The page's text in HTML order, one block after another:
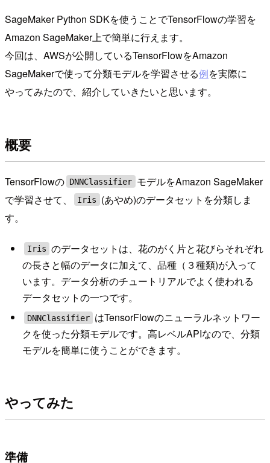
SageMaker Python SDKを使うことでTensorFlowの学習を
Amazon SageMaker上で簡単に行えます。
今回は、AWSが公開しているTensorFlowをAmazon
SageMakerで使って分類モデルを学習させる例を実際に
やってみたので、紹介していきたいと思います。
概要
TensorFlowの DNNClassifier モデルをAmazon SageMaker
で学習させて、
Iris
(あやめ)のデータセットを分類しま
す。
Iris のデータセットは、花のがく片と花びらそれぞれ
の長さと幅のデータに加えて、品種（３種類)が入って
います。データ分析のチュートリアルでよく使われる
データセットの一つです。
DNNClassifier はTensorFlowのニューラルネットワー
クを使った分類モデルです。高レベルAPIなので、分類
モデルを簡単に使うことができます。
やってみた
準備